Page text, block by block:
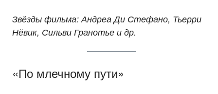
Звёзды фильма: Андреа Ди Стефано, Тьерри
Нёвик, Сильви Гранотье и др.
«По млечному пути»